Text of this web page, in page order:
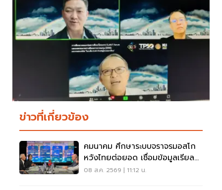
ข่าวที่เกี่ยวข้อง
คมนาคม ศึกษาระบบจราจรมอสโก
หวังไทยต่อยอด เชื่อมข้อมูลเรียล
ไทม์ แก้รถติด
08 ส.ค. 2569 | 11:12 น.